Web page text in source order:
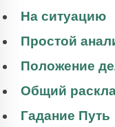
На ситуацию
Простой
Положение
Общий
Гадание Путь